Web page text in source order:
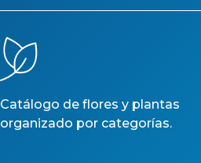
Catálogo de flores y plantas
organizado por categorías.